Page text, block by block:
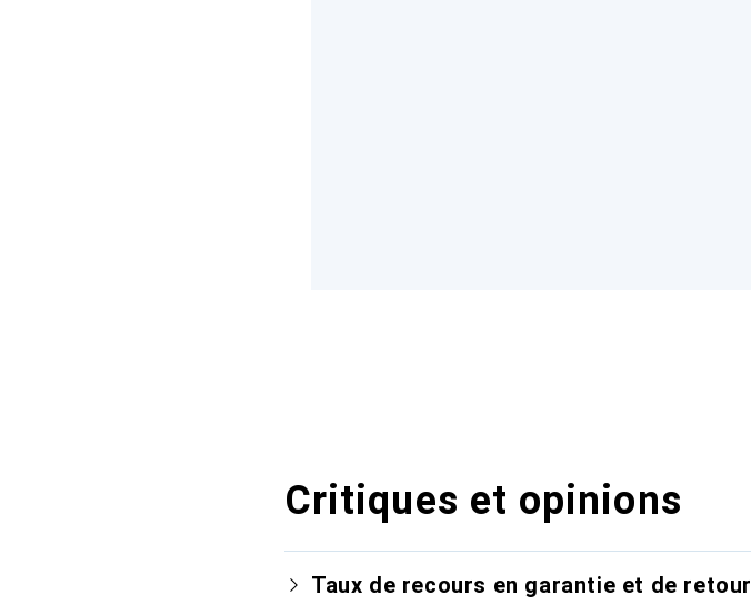
Critiques et opinions
Taux de recours en garantie et de retour